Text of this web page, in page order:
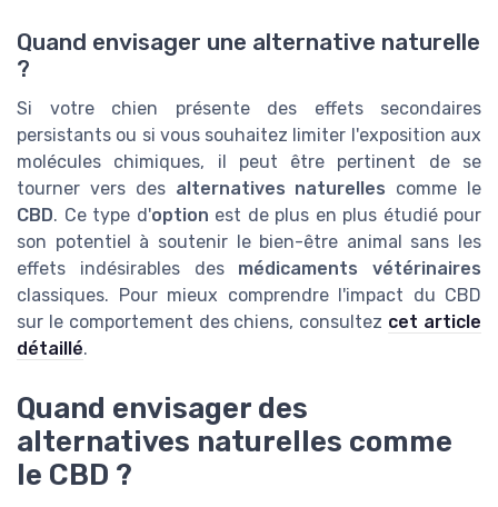
Quand envisager une alternative naturelle
?
Si votre chien présente des effets secondaires
persistants ou si vous souhaitez limiter l'exposition aux
molécules chimiques, il peut être pertinent de se
tourner vers des alternatives naturelles comme le
CBD. Ce type d'option est de plus en plus étudié pour
son potentiel à soutenir le bien-être animal sans les
effets indésirables des médicaments vétérinaires
classiques. Pour mieux comprendre l'impact du CBD
sur le comportement des chiens, consultez cet article
détaillé.
Quand envisager des
alternatives naturelles comme
le CBD ?